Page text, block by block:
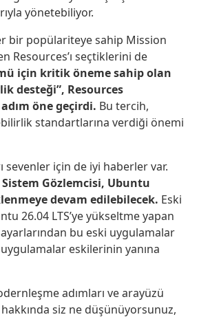
yönetebiliyor.
bir popülariteye sahip Mission
Resources’ı seçtiklerini de
için kritik öneme sahip olan
desteği”, Resources
öne geçirdi. Bu tercih,
standartlarına verdiği önemi
sevenler için de iyi haberler var.
Sistem Gözlemcisi, Ubuntu
devam edilebilecek. Eski
26.04 LTS’ye yükseltme yapan
bu eski uygulamalar
eskilerinin yanına
adımları ve arayüzü
siz ne düşünüyorsunuz,